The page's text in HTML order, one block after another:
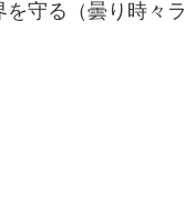
守る（曇り時々ラ